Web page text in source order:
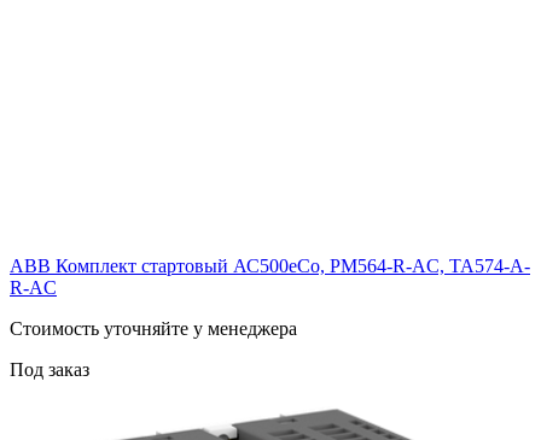
ABB Комплект стартовый АС500еСо, PM564-R-AC, TA574-A-
R-AC
Cтоимость уточняйте у менеджера
Под заказ